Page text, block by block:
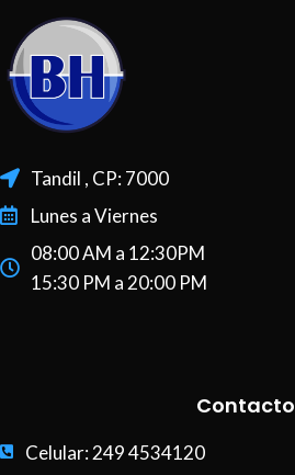
Tandil , CP: 7000
Lunes a Viernes
08:00 AM a 12:30PM
15:30 PM a 20:00 PM
Contacto
Celular: 249 4534120